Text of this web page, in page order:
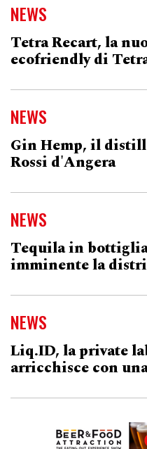
NEWS
Tetra Recart, la
ecofriendly di
NEWS
Gin Hemp, il
Rossi d'Angera
NEWS
Tequila in
imminente la
NEWS
Liq.ID, la private
arricchisce con